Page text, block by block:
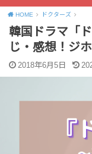
HOME ドクターズ
韓国ドラマ「
じ・感想！ジ
2018年6月5日